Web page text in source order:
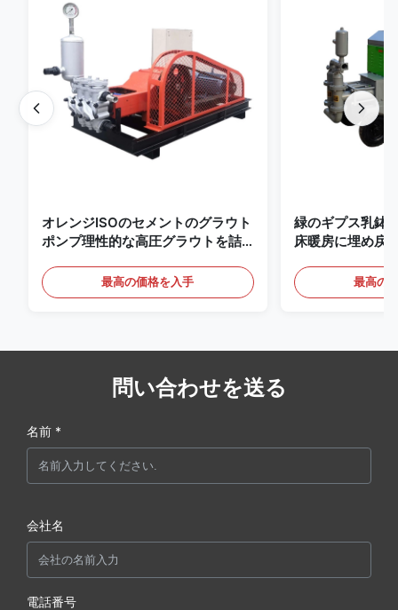
オレンジISOのセメントのグラウト
ポンプ理性的な高圧グラウトを詰
最高の価格を入手
緑のギプス乳鉢
床暖房に埋め戻
最高の
問い合わせを送る
名前 *
会社名
電話番号